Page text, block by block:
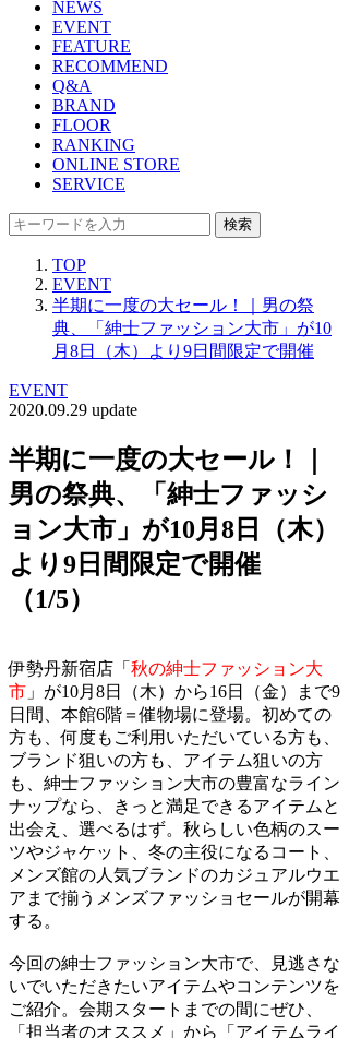
NEWS
EVENT
FEATURE
RECOMMEND
Q&A
BRAND
FLOOR
RANKING
ONLINE STORE
SERVICE
検索
TOP
EVENT
半期に一度の大セール！｜男の祭
典、「紳士ファッション大市」が10
月8日（木）より9日間限定で開催
EVENT
2020.09.29 update
半期に一度の大セール！｜
男の祭典、「紳士ファッシ
ョン大市」が10月8日（木）
より9日間限定で開催
（1/5）
伊勢丹新宿店「 秋の紳士ファッション大
市 」 が10月8日（木）から16日（金）まで9
日間、本館6階＝催物場に登場。初めての
方も、何度もご利用いただいている方も、
ブランド狙いの方も、アイテム狙いの方
も、紳士ファッション大市の豊富なライン
ナップなら、きっと満足できるアイテムと
出会え、選べるはず。秋らしい色柄のスー
ツやジャケット、冬の主役になるコート、
メンズ館の人気ブランドのカジュアルウエ
アまで揃うメンズファッショセールが開幕
する。
今回の紳士ファッション大市で、見逃さな
いでいただきたいアイテムやコンテンツを
ご紹介。会期スタートまでの間にぜひ、
「担当者のオススメ」から「アイテムライ